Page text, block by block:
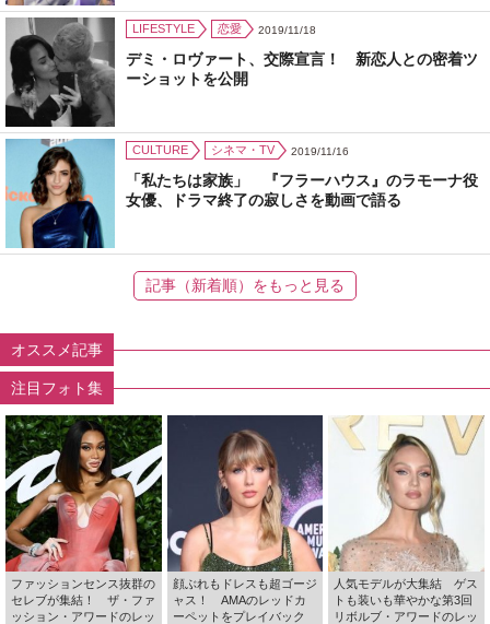
LIFESTYLE 恋愛 2019/11/18
デミ・ロヴァート、交際宣言！ 新恋人との密着ツ
ーショットを公開
CULTURE シネマ・TV 2019/11/16
「私たちは家族」 『フラーハウス』のラモーナ役
女優、ドラマ終了の寂しさを動画で語る
記事（新着順）をもっと見る
オススメ記事
注目フォト集
ファッションセンス抜群の
セレブが集結！ ザ・ファ
ッション・アワードのレッ
顔ぶれもドレスも超ゴージ
ャス！ AMAのレッドカ
ーペットをプレイバック
人気モデルが大集結 ゲス
トも装いも華やかな第3回
リボルブ・アワードのレッ